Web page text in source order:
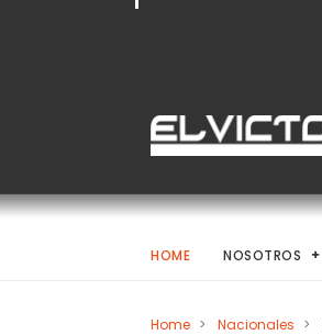
HOME NOSOTROS
Home > Nacionales >